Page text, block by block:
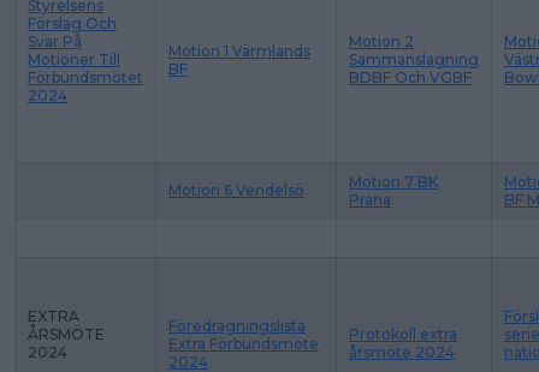
Styrelsens
Förslag Och
Svar På
Motioner Till
Förbundsmötet
2024
Motion 1 Värmlands
BF
Motion 2
Sammanslagning
BDBF Och VGBF
Motion 6 Vendelsö
Motion 7 BK
Prana
BF
EXTRA
ÅRSMÖTE
2024
Föredragningslista
Extra Förbundsmöte
2024
Protokoll extra
årsmöte 2024